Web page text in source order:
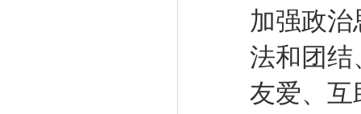
加强政
法和团结
友爱、互